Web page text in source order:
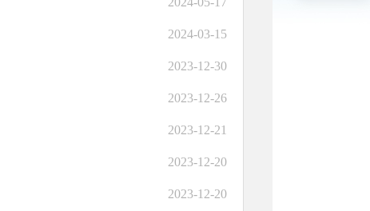
2024-03-15
2023-12-30
2023-12-26
2023-12-21
2023-12-20
2023-12-20